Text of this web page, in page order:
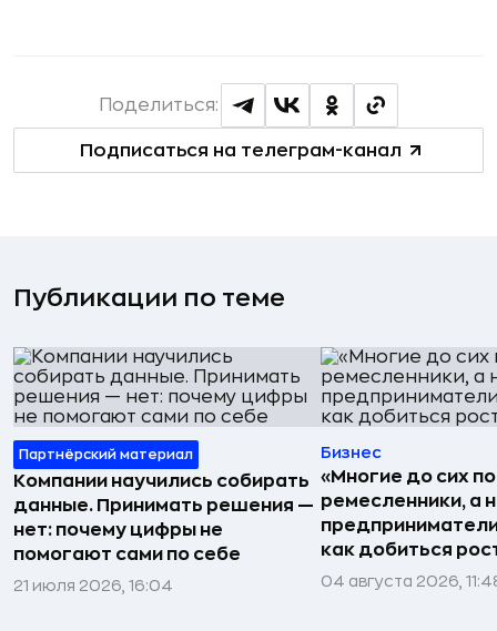
Подписаться на телеграм-канал
Поделиться:
Публикации по теме
Партнёрский материал
Компании научились собирать
данные. Принимать решения —
нет: почему цифры не
помогают сами по себе
21 июля 2026, 16:04
Бизнес
«Многие до сих
ремесленники, а
как добиться
04 августа 2026,